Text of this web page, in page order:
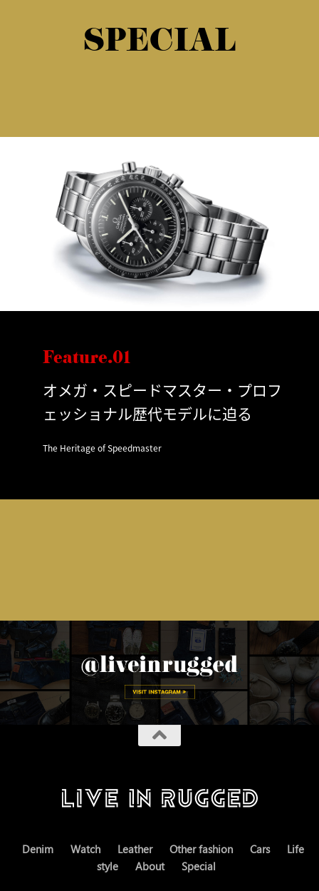
SPECIAL
Feature.01
オメガ・スピードマスター・プロフ
ェッショナル歴代モデルに迫る
The Heritage of Speedmaster
Denim Watch Leather Other fashion Cars
Life
style
About Special